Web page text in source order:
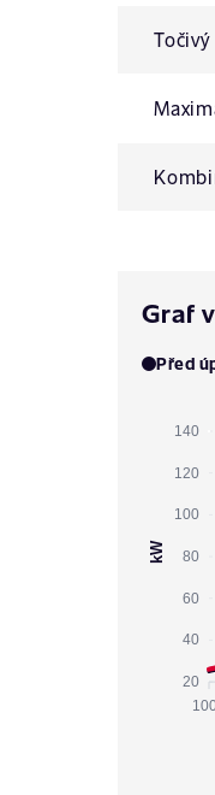
Graf
Před
140
120
100
80
60
40
20
kW